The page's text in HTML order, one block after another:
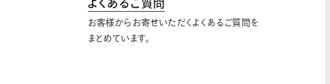
よくあるご質問
お客様からお寄せいただくよくあるご質問を
まとめています。